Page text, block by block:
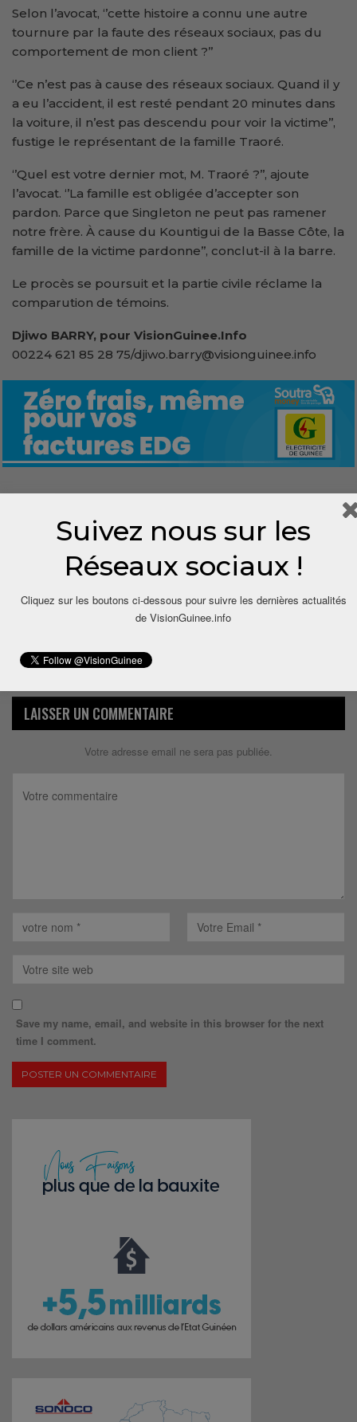
Selon l’avocat, ‘’cette histoire a connu une autre
tournure par la faute des réseaux sociaux, pas du
comportement de mon client ?’’
‘’Ce n’est pas à cause des réseaux sociaux. Quand il y
a eu l’accident, il est resté pendant 20 minutes dans
la voiture, il n’est pas descendu pour voir la victime’’,
fustige le représentant de la famille Traoré.
‘’Quel est votre dernier mot, M. Traoré ?’’, ajoute
l’avocat. ‘’La famille est obligée d’accepter son
pardon. Parce que Singleton ne peut pas ramener
notre frère. À cause du Kountigui de la Basse Côte, la
famille de la victime pardonne’’, conclut-il à la barre.
Le procès se poursuit et la partie civile réclame la
comparution de témoins.
Djiwo BARRY, pour VisionGuinee.Info
00224 621 85 28 75/djiwo.barry@visionguinee.info
Share
LAISSER UN COMMENTAIRE
Votre adresse email ne sera pas publiée.
Save my name, email, and website in this browser for the next
time I comment.
Suivez nous sur les
Réseaux sociaux !
Cliquez sur les boutons ci-dessous pour suivre les dernières actualités
de VisionGuinee.info